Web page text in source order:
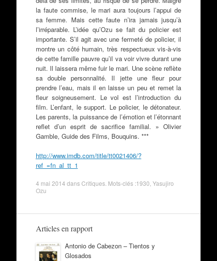
la faute commise, le mari aura toujours l’appui de
sa femme. Mais cette faute n’ira jamais jusqu’à
l’irréparable. L’idée qu’Ozu se fait du policier est
importante. S’il agit avec une fermeté de policier, il
montre un côté humain, très respectueux vis-à-vis
de cette famille pauvre qu’il va voir vivre durant une
nuit. Il laissera même fuir le mari. Une scène reflète
sa double personnalité. Il jette une fleur pour
prendre l’eau, mais il en laisse un peu et remet la
fleur soigneusement. Le vol est l’introduction du
film. L’enfant, le support. Le policier, le détonateur.
Les parents, la puissance de l’émotion et l’étonnant
reflet d’un esprit de sacrifice familial. » Olivier
Gamble, Guide des Films, Bouquins. ***
http://www.imdb.com/title/tt0021406/?
ref_=fn_al_tt_1
4 mai 2014 dansCritiques. Mots-clés :1930 Yasujiro
Ozu
Articles en rapport
Antonio de Cabezon – Tientos y
Glosados